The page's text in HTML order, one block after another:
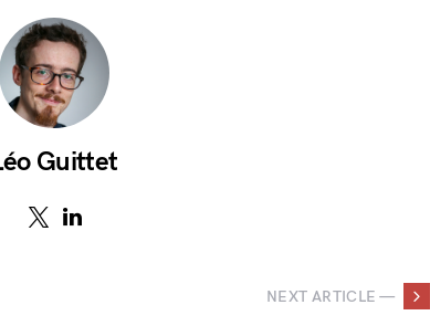
Guittet
NEXT ARTICLE —